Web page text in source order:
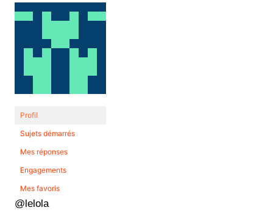
Profil
Sujets démarrés
Mes réponses
Engagements
Mes favoris
@lelola